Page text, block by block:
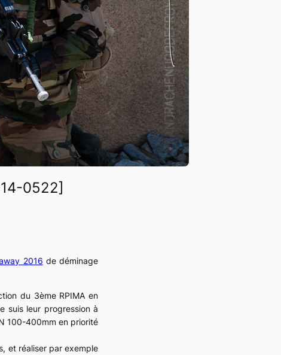
14-0522]
2016 de déminage
du 3ème RPIMA en
suis leur progression à
100-400mm en priorité
et réaliser par exemple